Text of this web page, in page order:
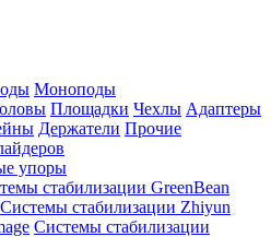
Моноподы
Площадки Чехлы Адаптеры
Держатели Прочие
упоры
стабилизации GreenBean
Системы стабилизации Zhiyun
Системы стабилизации